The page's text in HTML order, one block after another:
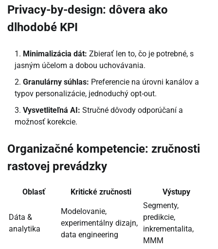
Privacy-by-design: dôvera ako
dlhodobé KPI
Minimalizácia dát: Zbierať len to, čo je potrebné, s
jasným účelom a dobou uchovávania.
Granulárny súhlas: Preferencie na úrovni kanálov a
typov personalizácie, jednoduchý opt-out.
Vysvetliteľná AI: Stručné dôvody odporúčaní a
možnosť korekcie.
Organizačné kompetencie: zručnosti
rastovej prevádzky
Oblasť Kritické zručnosti Výstupy
Dáta &
analytika
Modelovanie,
experimentálny dizajn,
data engineering
Segmenty,
predikcie,
inkrementalita,
MMM